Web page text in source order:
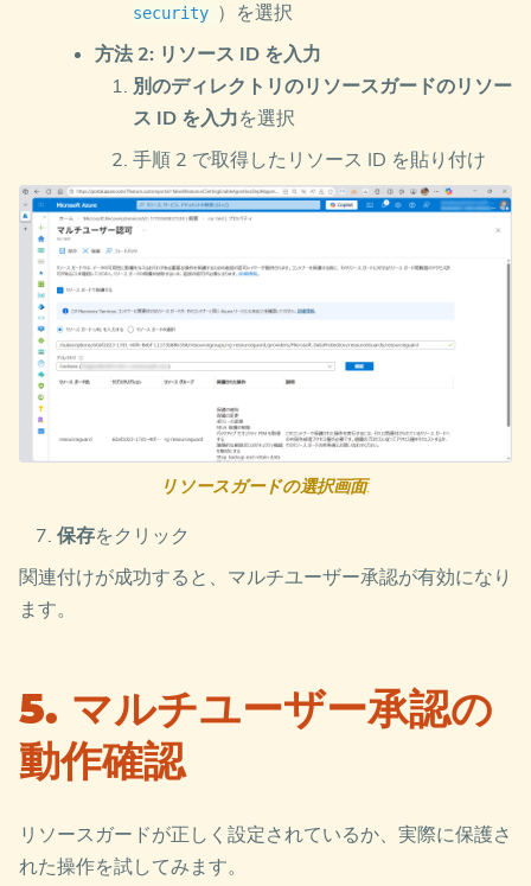
security ）を選択
方法 2: リソース ID を入力
別のディレクトリのリソースガードのリソー
ス ID を入力を選択
手順 2 で取得したリソース ID を貼り付け
リソースガードの選択画面:
保存をクリック
関連付けが成功すると、マルチユーザー承認が有効になり
ます。
5. マルチユーザー承認の
動作確認
リソースガードが正しく設定されているか、実際に保護さ
れた操作を試してみます。